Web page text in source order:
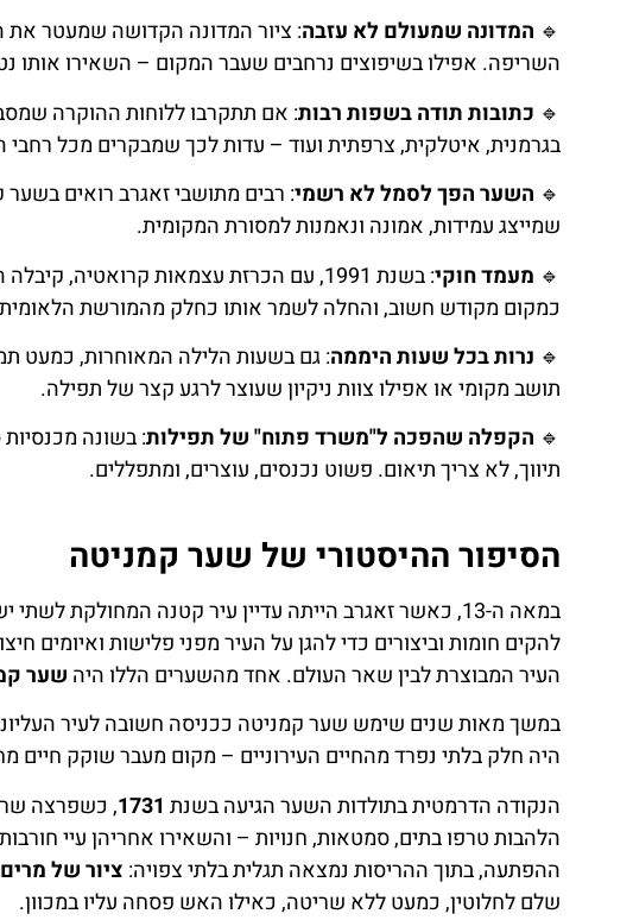
🔹 המדונה שמעולם לא עזבה: ציור המדונה הקדושה שמעטר את
השריפה. אפילו בשיפוצים נרחבים שעבר המקום – השאירו אותו
🔹 כתובות תודה בשפות רבות: אם תתקרבו ללוחות ההוקרה
בגרמנית, איטלקית, צרפתית ועוד – עדות לכך שמבקרים מכל רחבי
🔹 השער הפך לסמל לא רשמי: רבים מתושבי זאגרב רואים
שמייצג עמידות, אמונה ונאמנות למסורת המקומית.
🔹 מעמד חוקי
: בשנת 1991, עם הכרזת עצמאות
כמקום מקודש חשוב, והחלה לשמר אותו כחלק מהמורשת
🔹 נרות בכל שעות היממה: גם בשעות הלילה המאוחרות, כמעט
תושב מקומי או אפילו צוות ניקיון שעוצר לרגע קצר של תפילה.
🔹 הקפלה שהפכה ל"משרד פתוח" של תפילות: בשונה
תיווך, לא צריך תיאום. פשוט נכנסים, עוצרים, ומתפללים.
הסיפור ההיסטורי של שער קמניטה
להקים חומות וביצורים כדי להגן על העיר מפני פלישות ואיומים
העיר המבוצרת לבין שאר העולם. אחד מהשערים הללו היה שער
במשך מאות שנים שימש שער קמניטה ככניסה חשובה לעיר
היה חלק בלתי נפרד מהחיים העירוניים – מקום מעבר שוקק חיים
הנקודה הדרמטית בתולדות השער הגיעה בשנת 1731, כשפרצה
הלהבות טרפו בתים, סמטאות, חנויות – והשאירו אחריהן עיי
ההפתעה, בתוך ההריסות נמצאה תגלית בלתי צפויה: ציור של
שלם לחלוטין, כמעט ללא שריטה, כאילו האש פסחה עליו במכוון.